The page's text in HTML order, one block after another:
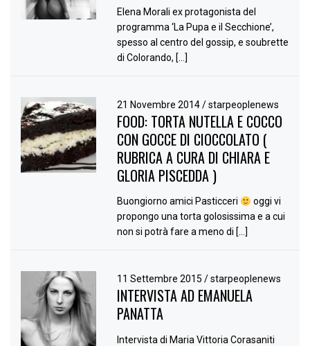
Elena Morali ex protagonista del
programma ‘La Pupa e il Secchione’,
spesso al centro del gossip, e soubrette
di Colorando, […]
21 Novembre 2014/ starpeoplenews
FOOD: TORTA NUTELLA E COCCO
CON GOCCE DI CIOCCOLATO (
RUBRICA A CURA DI CHIARA E
GLORIA PISCEDDA )
Buongiorno amici Pasticceri
oggi vi
propongo una torta golosissima e a cui
non si potrà fare a meno di […]
11 Settembre 2015/ starpeoplenews
INTERVISTA AD EMANUELA
PANATTA
Intervista di Maria Vittoria Corasaniti